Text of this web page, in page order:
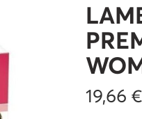
19,66 €